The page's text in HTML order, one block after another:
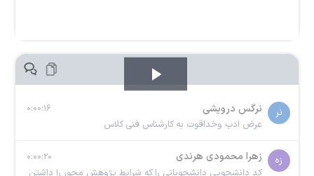
Play
Video
نر نرگس درویشی ۰:۰۰:۱۶
عرض ادب وخداقوت به کارشناس فنی کلاس
زه زهرا محمودی هرندی ۰:۰۰:۲۰
کد دانشجویی دانشجویانی را که شرایط پژوهش محور را داشتن